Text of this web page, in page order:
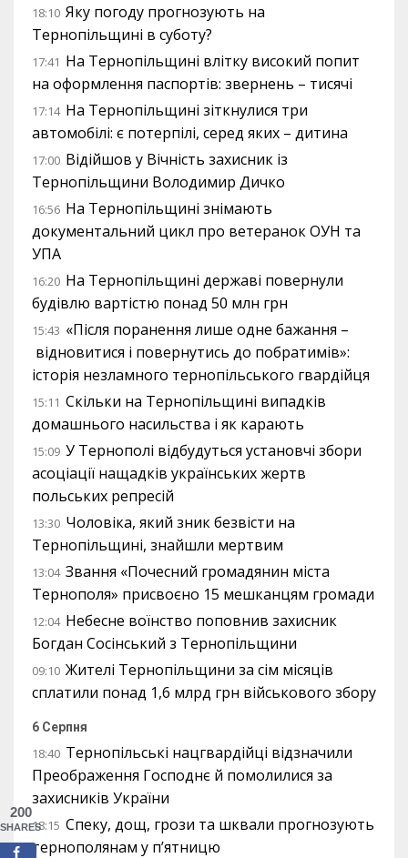
18:10 Яку погоду прогнозують на
Тернопільщині в суботу?
17:41 На Тернопільщині влітку високий попит
на оформлення паспортів: звернень – тисячі
17:14 На Тернопільщині зіткнулися три
автомобілі: є потерпілі, серед яких – дитина
17:00 Відійшов у Вічність захисник із
Тернопільщини Володимир Дичко
16:56 На Тернопільщині знімають
документальний цикл про ветеранок ОУН та
УПА
16:20 На Тернопільщині державі повернули
будівлю вартістю понад 50 млн грн
15:43 «Після поранення лише одне бажання –
відновитися і повернутись до побратимів»:
історія незламного тернопільського гвардійця
15:11 Скільки на Тернопільщині випадків
домашнього насильства і як карають
15:09 У Тернополі відбудуться установчі збори
асоціації нащадків українських жертв
польських репресій
13:30 Чоловіка, який зник безвісти на
Тернопільщині, знайшли мертвим
13:04 Звання «Почесний громадянин міста
Тернополя» присвоєно 15 мешканцям громади
12:04 Небесне воїнство поповнив захисник
Богдан Сосінський з Тернопільщини
09:10 Жителі Тернопільщини за сім місяців
сплатили понад 1,6 млрд грн військового збору
6 Серпня
18:40 Тернопільські нацгвардійці відзначили
Преображення Господнє й помолилися за
захисників України
18:15 Спеку, дощ, грози та шквали прогнозують
тернополянам у п’ятницю
200
SHARES